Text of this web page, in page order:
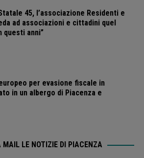
45, l’associazione Residenti e
ad associazioni e cittadini quel
anni”
per evasione fiscale in
in un albergo di Piacenza e
MAIL LE NOTIZIE DI PIACENZA